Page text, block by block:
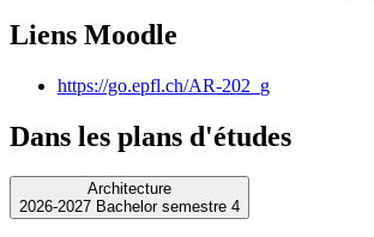
Liens Moodle
https://go.epfl.ch/AR-202_g
Dans les plans d'études
Architecture
2026-2027 Bachelor semestre 4